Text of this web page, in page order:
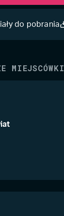
do pobrania
MIEJSCÓWKI